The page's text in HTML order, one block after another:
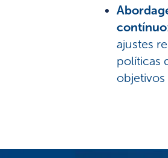
contínuo
ajustes
políticas
objetivos